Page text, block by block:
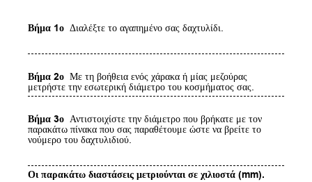
Βήμα 1ο Διαλέξτε το αγαπημένο σας δαχτυλίδι.
Βήμα 2ο Με τη βοήθεια ενός χάρακα ή μίας μεζούρας
μετρήστε την εσωτερική διάμετρο του κοσμήματος σας.
Βήμα 3ο Αντιστοιχίστε την διάμετρο που βρήκατε με τον
παρακάτω πίνακα που σας παραθέτουμε ώστε να βρείτε το
νούμερο του δαχτυλιδιού.
Οι παρακάτω διαστάσεις μετριούνται σε χιλιοστά (mm).